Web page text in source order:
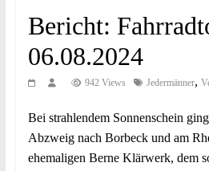
Bericht:
06.08.2024
942 Views Jedermänner,
Bei strahlendem Sonnenschein
Abzweig nach Borbeck und am
ehemaligen Berne Klärwerk, dem